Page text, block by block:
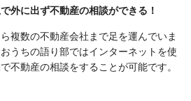
外に出ず不動産の相談ができる！
複数の不動産会社まで足を運んでいま
うちの語り部ではインターネットを使
不動産の相談をすることが可能です。